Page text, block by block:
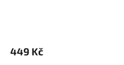
449 Kč